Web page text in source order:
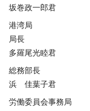
坂巻政一郎君
港湾局
局長
多羅尾光睦君
総務部長
浜 佳葉子君
労働委員会事務局